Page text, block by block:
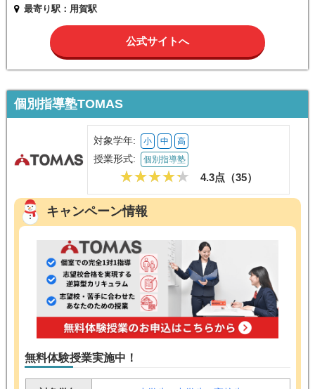
最寄り駅：用賀駅
公式サイトへ
個別指導塾TOMAS
対象学年: 小 中 高
授業形式: 個別指導塾
4.3点（35）
キャンペーン情報
無料体験授業実施中！